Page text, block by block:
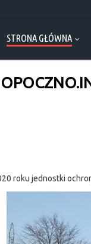
STRONA GŁÓWNA
roku jednostki